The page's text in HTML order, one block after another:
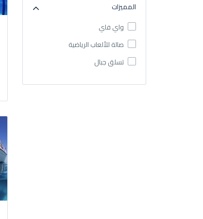
المميزات
واي فاي
صالة للألعاب الرياضية
تسلق جبال